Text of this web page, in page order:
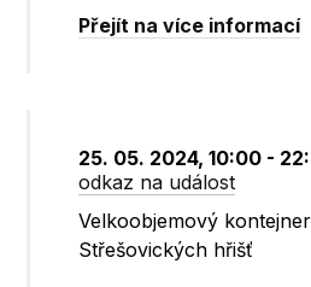
Přejít na více informací
25. 05. 2024, 10:00 -
odkaz na událost
Velkoobjemový
Střešovických hřišť